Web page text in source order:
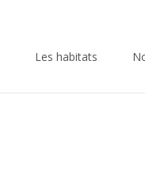
Les habitats